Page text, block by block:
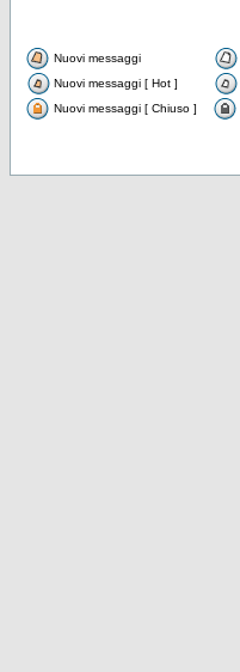
Nuovi messaggi
Nuovi messaggi [ Hot ]
Nuovi messaggi [ Chiuso ]